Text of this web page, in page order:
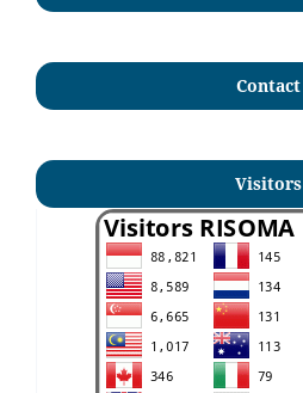
Contact
Visitors